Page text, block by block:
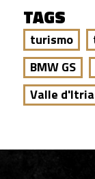
TAGS
turismo
BMW GS
Valle d'Itria